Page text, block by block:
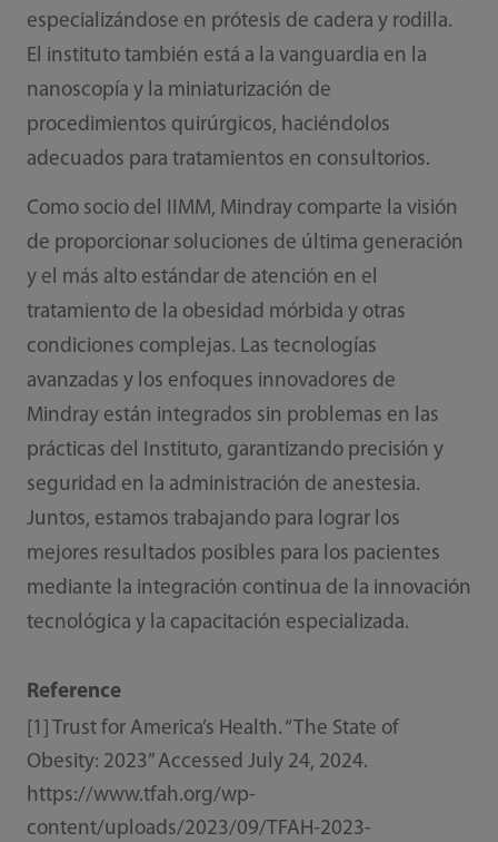
especializándose en prótesis de cadera y rodilla.
El instituto también está a la vanguardia en la
nanoscopía y la miniaturización de
procedimientos quirúrgicos, haciéndolos
adecuados para tratamientos en consultorios.
Como socio del IIMM, Mindray comparte la visión
de proporcionar soluciones de última generación
y el más alto estándar de atención en el
tratamiento de la obesidad mórbida y otras
condiciones complejas. Las tecnologías
avanzadas y los enfoques innovadores de
Mindray están integrados sin problemas en las
prácticas del Instituto, garantizando precisión y
seguridad en la administración de anestesia.
Juntos, estamos trabajando para lograr los
mejores resultados posibles para los pacientes
mediante la integración continua de la innovación
tecnológica y la capacitación especializada.
Reference
[1] Trust for America’s Health. “The State of
Obesity: 2023” Accessed July 24, 2024.
https://www.tfah.org/wp-
content/uploads/2023/09/TFAH-2023-